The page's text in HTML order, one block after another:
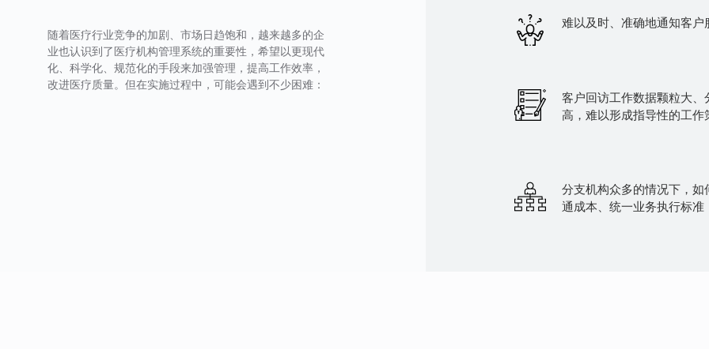
随着医疗行业竞争的加剧、市场日趋饱和，越来越多的企
业也认识到了医疗机构管理系统的重要性，希望以更现代
化、科学化、规范化的手段来加强管理，提高工作效率，
改进医疗质量。但在实施过程中，可能会遇到不少困难：
难以及时、准确地通知客户
客户回访工作数据颗粒大、
高，难以形成指导性的工作
分支机构众多的情况下，如
通成本、统一业务执行标准